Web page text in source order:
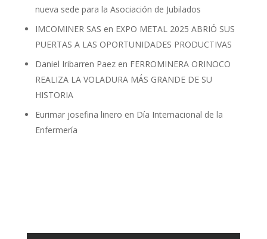
nueva sede para la Asociación de Jubilados
IMCOMINER SAS en EXPO METAL 2025 ABRIÓ SUS
PUERTAS A LAS OPORTUNIDADES PRODUCTIVAS
Daniel Iribarren Paezen FERROMINERA ORINOCO
REALIZA LA VOLADURA MÁS GRANDE DE SU
HISTORIA
Eurimar josefina linero en Día Internacional de la
Enfermería